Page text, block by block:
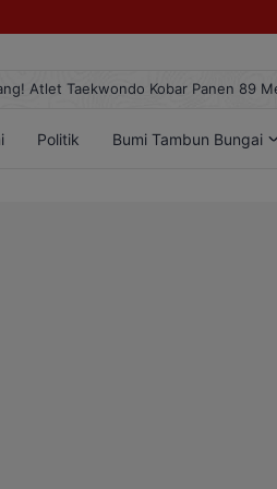
Atlet Taekwondo Kobar Panen 89
Politik Bumi Tambun Bungai